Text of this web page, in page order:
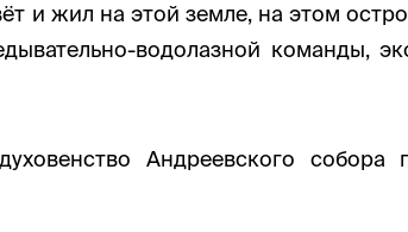
и жил на этой земле, на этом
водолазной команды,
Андреевского собора